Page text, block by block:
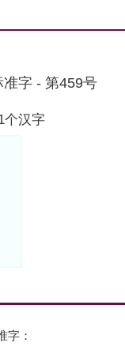
字 - 第459号
个汉字
字：